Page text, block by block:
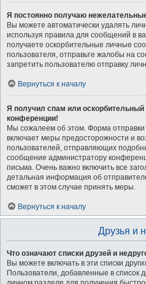
Я постоянно получаю
Вы можете автоматически удалять
используя правила для сообщений в
получаете оскорбительные личные
пользователя, отправьте жалобы на
запретить пользователю отправку
Вернуться к началу
Я получил спам или оскорбительный
конференции!
Мы сожалеем об этом. Форма
включает меры предосторожности и
пользователей, отправляющих
сообщение администратору
письма. Очень важно включить все
детальная информация об
сможет в этом случае принять меры.
Вернуться к началу
Друзья и
Что означают списки друзей и
Вы можете включать в эти списки
Пользователи, добавленные в список